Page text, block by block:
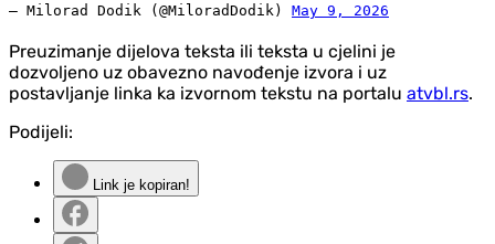
— Milorad Dodik (@MiloradDodik) May 9, 2026
Preuzimanje dijelova teksta ili teksta u cjelini je
dozvoljeno uz obavezno navođenje izvora i uz
postavljanje linka ka izvornom tekstu na portalu atvbl.rs.
Podijeli:
Link je kopiran!